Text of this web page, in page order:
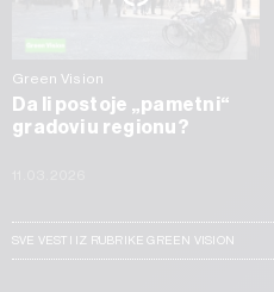
Green Vision
Da li postoje „pametni“
gradovi u regionu?
SVE VESTI IZ RUBRIKE GREEN VISION